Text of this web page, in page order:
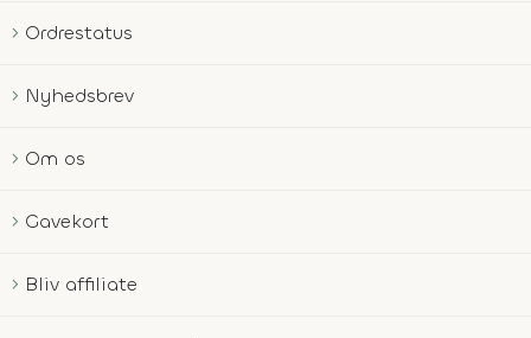
Ordrestatus
Nyhedsbrev
Om os
Gavekort
Bliv affiliate